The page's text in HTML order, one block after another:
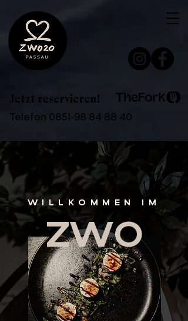
Jetzt reservieren!
Telefon 0851-98 84 88 40
WILLKOMMEN IM
ZWO